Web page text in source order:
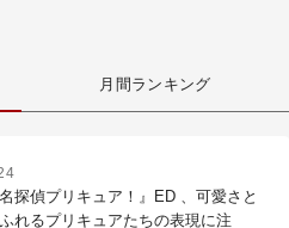
月間ランキング
探偵プリキュア！』ED 、可愛さと
れるプリキュアたちの表現に注